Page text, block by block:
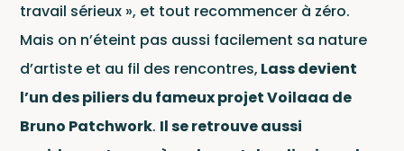
travail sérieux », et tout recommencer à zéro.
Mais on n’éteint pas aussi facilement sa nature
d’artiste et au fil des rencontres, Lass devient
l’un des piliers du fameux projet Voilaaa de
Bruno Patchwork. Il se retrouve aussi